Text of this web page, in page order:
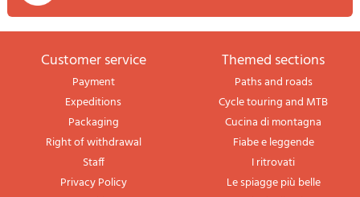
Customer service
Payment
Expeditions
Packaging
Right of withdrawal
Staff
Privacy Policy
themed sections
Paths and roads
Cycle touring and MTB
Cucina di montagna
Fiabe e leggende
I ritrovati
Le spiagge più belle